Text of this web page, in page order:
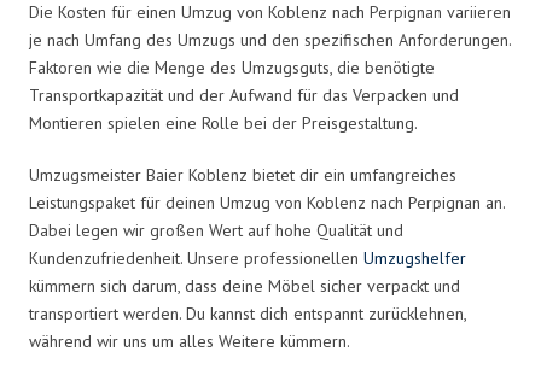
Die Kosten für einen Umzug von Koblenz nach Perpignan variieren
je nach Umfang des Umzugs und den spezifischen Anforderungen.
Faktoren wie die Menge des Umzugsguts, die benötigte
Transportkapazität und der Aufwand für das Verpacken und
Montieren spielen eine Rolle bei der Preisgestaltung.
Umzugsmeister Baier Koblenz bietet dir ein umfangreiches
Leistungspaket für deinen Umzug von Koblenz nach Perpignan an.
Dabei legen wir großen Wert auf hohe Qualität und
Kundenzufriedenheit. Unsere professionellen Umzugshelfer
kümmern sich darum, dass deine Möbel sicher verpackt und
transportiert werden. Du kannst dich entspannt zurücklehnen,
während wir uns um alles Weitere kümmern.